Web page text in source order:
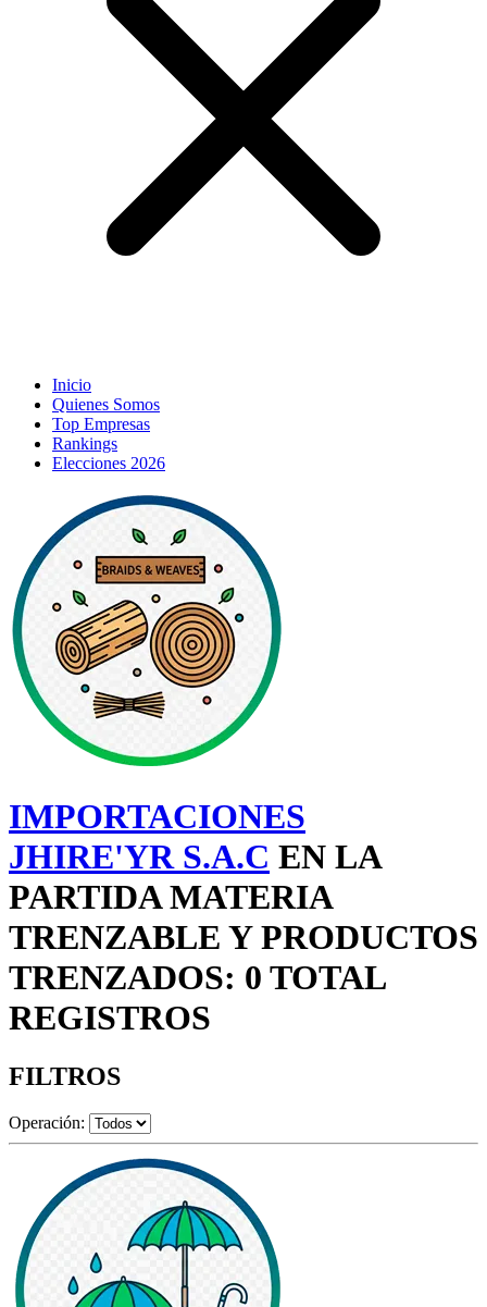
Inicio
Quienes Somos
Top Empresas
Rankings
Elecciones 2026
IMPORTACIONES
JHIRE'YR S.A.C EN LA
PARTIDA MATERIA
TRENZABLE Y PRODUCTOS
TRENZADOS: 0 TOTAL
REGISTROS
FILTROS
Operación: